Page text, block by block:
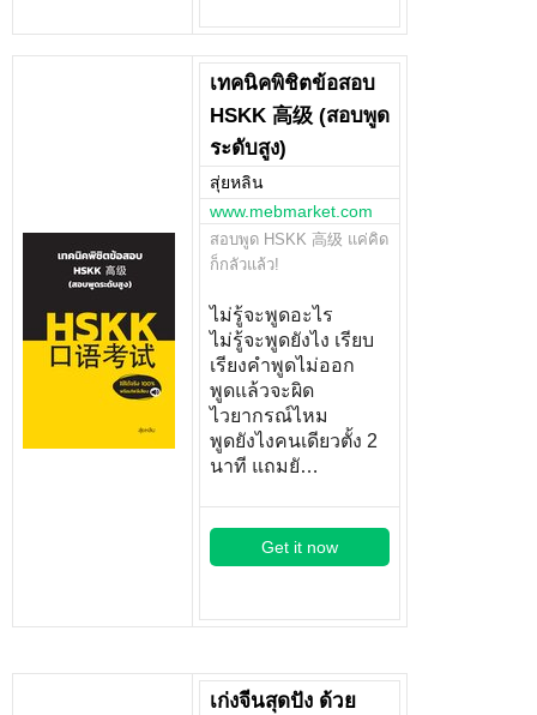
เทคนิคพิชิตข้อสอบ
HSKK 高级 (สอบพูด
ระดับสูง)
สุ่ยหลิน
www.mebmarket.com
สอบพูด HSKK 高级 แค่คิด
ก็กลัวแล้ว!
ไม่รู้จะพูดอะไร
ไม่รู้จะพูดยังไง เรียบ
เรียงคำพูดไม่ออก
พูดแล้วจะผิด
ไวยากรณ์ไหม
พูดยังไงคนเดียวตั้ง 2
นาที แถมยั…
Get it now
เก่งจีนสุดปัง ด้วย